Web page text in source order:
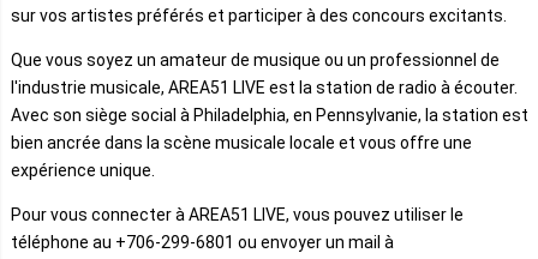
sur vos artistes préférés et participer à des concours excitants.
Que vous soyez un amateur de musique ou un professionnel de
l'industrie musicale, AREA51 LIVE est la station de radio à écouter.
Avec son siège social à Philadelphia, en Pennsylvanie, la station est
bien ancrée dans la scène musicale locale et vous offre une
expérience unique.
Pour vous connecter à AREA51 LIVE, vous pouvez utiliser le
téléphone au +706-299-6801 ou envoyer un mail à